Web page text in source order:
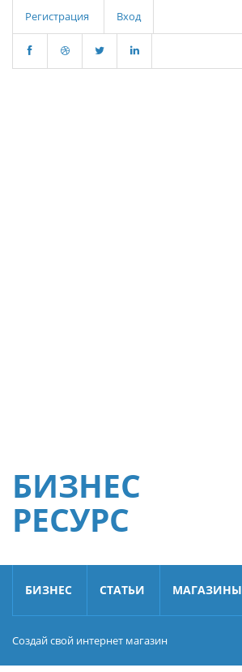
Регистрация Вход
БИЗНЕС
РЕСУРС
БИЗНЕС СТАТЬИ МАГАЗИНЫ
Создай свой интернет магазин